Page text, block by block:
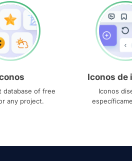
database of free
any project.
Iconos de
Iconos